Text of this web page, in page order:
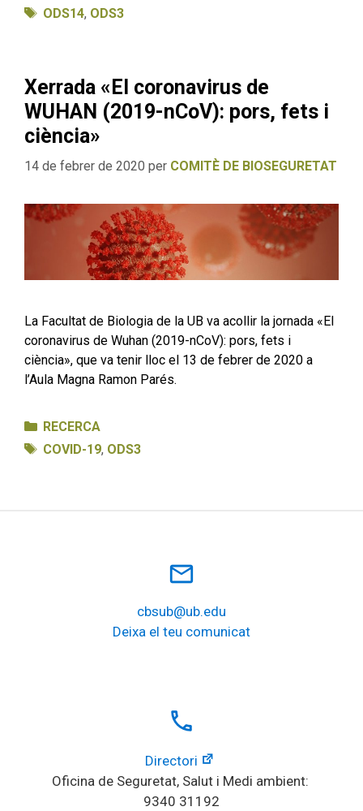
Etiquetes
ODS14, ODS3
Xerrada «El coronavirus de
WUHAN (2019-nCoV): pors, fets i
ciència»
14 de febrer de 2020 per COMITÈ DE BIOSEGURETAT
La Facultat de Biologia de la UB va acollir la jornada «El
coronavirus de Wuhan (2019-nCoV): pors, fets i
ciència», que va tenir lloc el 13 de febrer de 2020 a
l’Aula Magna Ramon Parés.
Categories
RECERCA
Etiquetes
COVID-19, ODS3
mail_outline
cbsub@ub.edu
Deixa el teu comunicat
local_phone
Directori
Oficina de Seguretat, Salut i Medi ambient:
9340 31192